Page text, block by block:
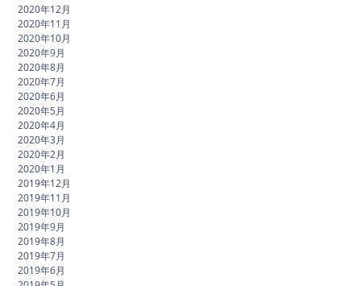
2020年12月
2020年11月
2020年10月
2020年9月
2020年8月
2020年7月
2020年6月
2020年5月
2020年4月
2020年3月
2020年2月
2020年1月
2019年12月
2019年11月
2019年10月
2019年9月
2019年8月
2019年7月
2019年6月